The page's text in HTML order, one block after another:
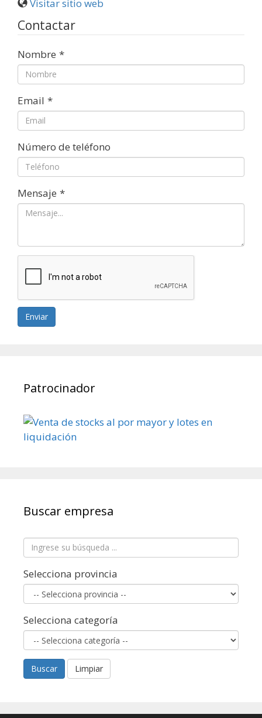
Visitar sitio web
Contactar
Nombre *
Email *
Número de teléfono
Mensaje *
Enviar
Patrocinador
Buscar empresa
Selecciona provincia
Selecciona categoría
Buscar Limpiar